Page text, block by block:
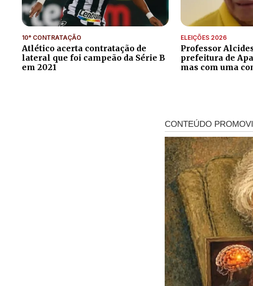
10° CONTRATAÇÃO
Atlético acerta contratação de
lateral que foi campeão da Série B
em 2021
ELEIÇÕES 2026
Professor
prefeitura de
mas com uma